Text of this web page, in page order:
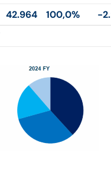
42.964 100,0%
-